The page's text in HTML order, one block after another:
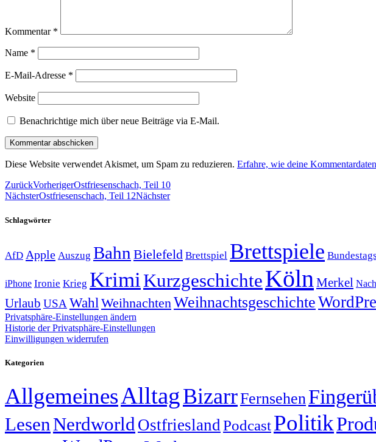
Kommentar *
Name *
E-Mail-Adresse *
Website
Benachrichtige mich über neue Beiträge via E-Mail.
Diese Website verwendet Akismet, um Spam zu reduzieren. Erfahre, wie deine
ZurückVorherigerOstfriesenschach, Teil 10
NächsterOstfriesenschach, Teil 12Nächster
Schlagwörter
AfD Apple Auszug Bahn Bielefeld Brettspiel Brettspiele
iPhone Ironie Krieg KrimiKurzgeschichteKöln Merkel
Urlaub USA Wahl Weihnachten Weihnachtsgeschichte
Privatsphäre-Einstellungen ändern
Historie der Privatsphäre-Einstellungen
Einwilligungen widerrufen
Kategorien
AllgemeinesAlltagBizarrFernsehen
LesenNerdworld OstfrieslandPodcastPolitik